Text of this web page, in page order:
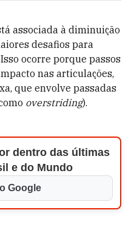
associada à diminuição
desafios para
ocorre porque passos
nas articulações,
que envolve passadas
overstriding).
dentro das últimas
e do Mundo
Google